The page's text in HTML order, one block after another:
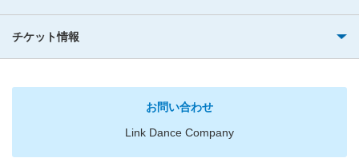
チケット情報
お問い合わせ
Link Dance Company